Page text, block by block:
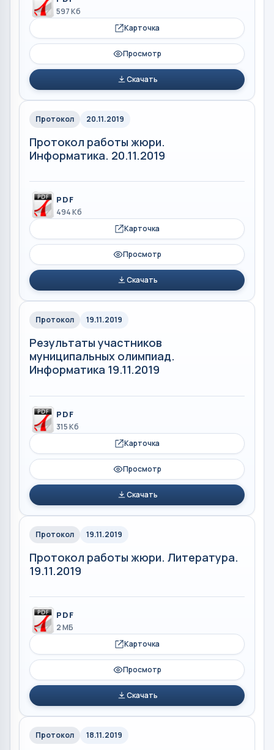
597 Кб
Карточка
Просмотр
Скачать
Протокол 20.11.2019
Протокол работы жюри.
Информатика. 20.11.2019
PDF
494 Кб
Карточка
Просмотр
Скачать
Протокол 19.11.2019
Результаты участников
муниципальных олимпиад.
Информатика 19.11.2019
PDF
315 Кб
Карточка
Просмотр
Скачать
Протокол 19.11.2019
Протокол работы жюри. Литература.
19.11.2019
PDF
2 МБ
Карточка
Просмотр
Скачать
Протокол 18.11.2019